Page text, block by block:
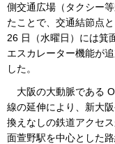
側交通広場（タクシー
たことで、交通結節点
26 日（水曜日）には箕
エスカレーター機能が
した。
大阪の大動脈である
線の延伸により、新大
換えなしの鉄道アクセ
面萱野駅を中心とした